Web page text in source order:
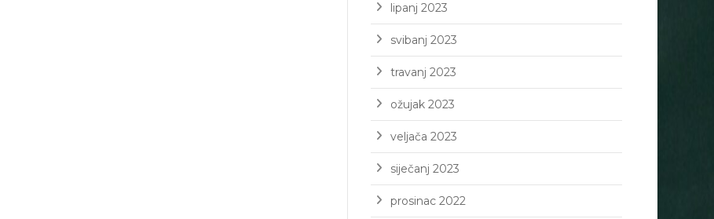
lipanj 2023
svibanj 2023
travanj 2023
ožujak 2023
veljača 2023
siječanj 2023
prosinac 2022